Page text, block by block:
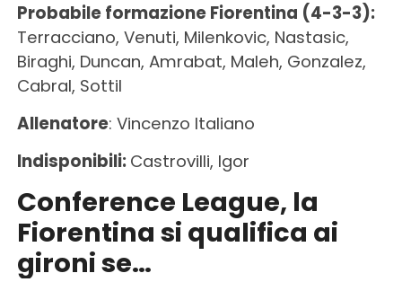
Probabile formazione Fiorentina (4-3-3):
Terracciano, Venuti, Milenkovic, Nastasic,
Biraghi, Duncan, Amrabat, Maleh, Gonzalez,
Cabral, Sottil
Allenatore: Vincenzo Italiano
Indisponibili: Castrovilli, Igor
Conference League, la
Fiorentina si qualifica ai
gironi se…